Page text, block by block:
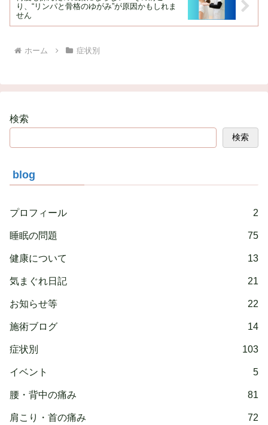
り、“リンパと骨格のゆがみ”が原因かもしれま
せん
ホーム 症状別
検索
検索
blog
プロフィール 2
睡眠の問題 75
健康について 13
気まぐれ日記 21
お知らせ等 22
施術ブログ 14
症状別 103
イベント 5
腰・背中の痛み 81
肩こり・首の痛み 72